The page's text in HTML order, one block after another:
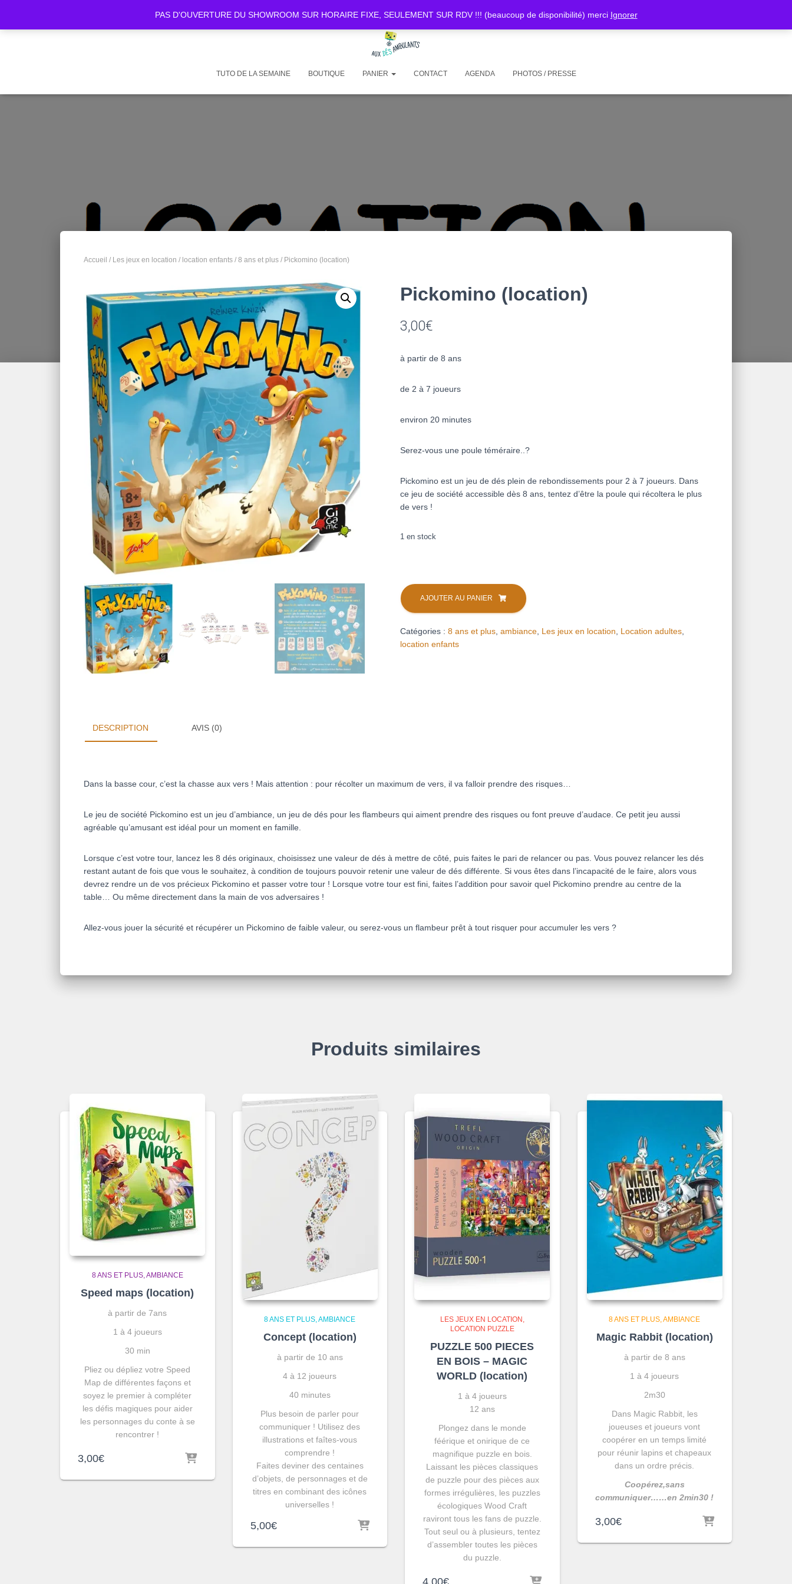
PAS D'OUVERTURE DU SHOWROOM SUR HORAIRE FIXE, SEULEMENT SUR RDV !!! (beaucoup de disponibilité) merci Ignorer
TUTO DE LA SEMAINE BOUTIQUE PANIER CONTACT AGENDA PHOTOS / PRESSE
Accueil / Les jeux en location / location enfants / 8 ans et plus / Pickomino (location)
Pickomino (location)
3,00€
à partir de 8 ans
de 2 à 7 joueurs
environ 20 minutes
Serez-vous une poule téméraire..?
Pickomino est un jeu de dés plein de rebondissements pour 2 à 7 joueurs. Dans
ce jeu de société accessible dès 8 ans, tentez d’être la poule qui récoltera le plus
de vers !
1 en stock
quantité
de
Pickomino
AJOUTER AU PANIER
Catégories : 8 ans et plus ambiance Les jeux en location Location adultes
location enfants
DESCRIPTION AVIS (0)
Dans la basse cour, c’est la chasse aux vers ! Mais attention : pour récolter un maximum de vers, il va falloir prendre des risques…
Le jeu de société Pickomino est un jeu d’ambiance, un jeu de dés pour les flambeurs qui aiment prendre des risques ou font preuve d’audace. Ce petit jeu aussi
agréable qu’amusant est idéal pour un moment en famille.
Lorsque c’est votre tour, lancez les 8 dés originaux, choisissez une valeur de dés à mettre de côté, puis faites le pari de relancer ou pas. Vous pouvez relancer les dés
restant autant de fois que vous le souhaitez, à condition de toujours pouvoir retenir une valeur de dés différente. Si vous êtes dans l’incapacité de le faire, alors vous
devrez rendre un de vos précieux Pickomino et passer votre tour ! Lorsque votre tour est fini, faites l’addition pour savoir quel Pickomino prendre au centre de la
table… Ou même directement dans la main de vos adversaires !
Allez-vous jouer la sécurité et récupérer un Pickomino de faible valeur, ou serez-vous un flambeur prêt à tout risquer pour accumuler les vers ?
Produits similaires
8 ANS ET PLUS AMBIANCE
Speed maps (location)
à partir de 7ans
1 à 4 joueurs
30 min
Pliez ou dépliez votre Speed
Map de différentes façons et
soyez le premier à compléter
les défis magiques pour aider
les personnages du conte à se
rencontrer !
3,00€
8 ANS ET PLUS AMBIANCE
Concept (location)
à partir de 10 ans
4 à 12 joueurs
40 minutes
Plus besoin de parler pour
communiquer ! Utilisez des
illustrations et faîtes-vous
comprendre !
Faites deviner des centaines
d’objets, de personnages et de
titres en combinant des icônes
universelles !
5,00€
LES JEUX EN LOCATION
LOCATION PUZZLE
PUZZLE 500 PIECES
EN BOIS – MAGIC
WORLD (location)
1 à 4 joueurs
12 ans
Plongez dans le monde
féérique et onirique de ce
magnifique puzzle en bois.
Laissant les pièces classiques
de puzzle pour des pièces aux
formes irrégulières, les puzzles
écologiques Wood Craft
raviront tous les fans de puzzle.
Tout seul ou à plusieurs, tentez
d’assembler toutes les pièces
du puzzle.
4,00€
8 ANS ET PLUS AMBIANCE
Magic Rabbit (location)
à partir de 8 ans
1 à 4 joueurs
2m30
Dans Magic Rabbit, les
joueuses et joueurs vont
coopérer en un temps limité
pour réunir lapins et chapeaux
dans un ordre précis.
Coopérez,sans
communiquer……en 2min30 !
3,00€